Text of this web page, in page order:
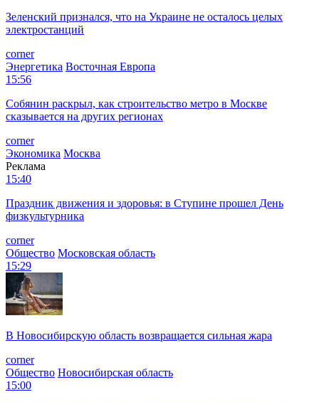
Зеленский признался, что на Украине не осталось целых
электростанций
corner
Энергетика Восточная Европа
15:56
Собянин раскрыл, как строительство метро в Москве
сказывается на других регионах
corner
Экономика Москва
Реклама
15:40
Праздник движения и здоровья: в Ступине прошел День
физкультурника
corner
Общество Московская область
15:29
В Новосибирскую область возвращается сильная жара
corner
Общество Новосибирская область
15:00